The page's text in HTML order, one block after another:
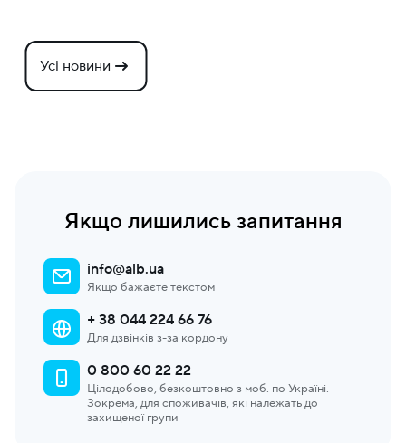
Усі новини
Якщо лишились запитання
info@alb.ua
Якщо бажаєте текстом
+ 38 044 224 66 76
Для дзвінків з-за кордону
0 800 60 22 22
Цілодобово, безкоштовно з моб. по Україні.
Зокрема, для споживачів, які належать до
захищеної групи